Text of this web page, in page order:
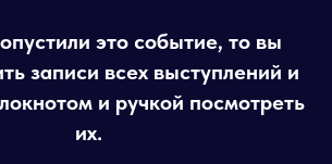
это событие, то вы
записи всех выступлений и
и ручкой посмотреть
их.